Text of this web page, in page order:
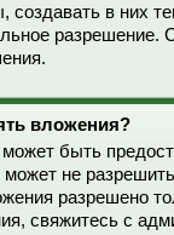
создавать в них
вложения?
быть
не
разрешено
свяжитесь с